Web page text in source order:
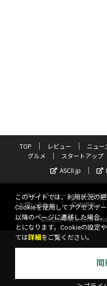
TOP レビュー ニュー
グルメ
スタートアップ
ASCII.jp
サイトポリシー プライ
お問い合わせ
広告掲載
©KADOKAWA ASCII
このサイトでは、利用状況の
Cookieを使用してアクセスデ
以降のページに遷移した場合
とになります。Cookieの設定
ては詳細 をご覧ください。
同